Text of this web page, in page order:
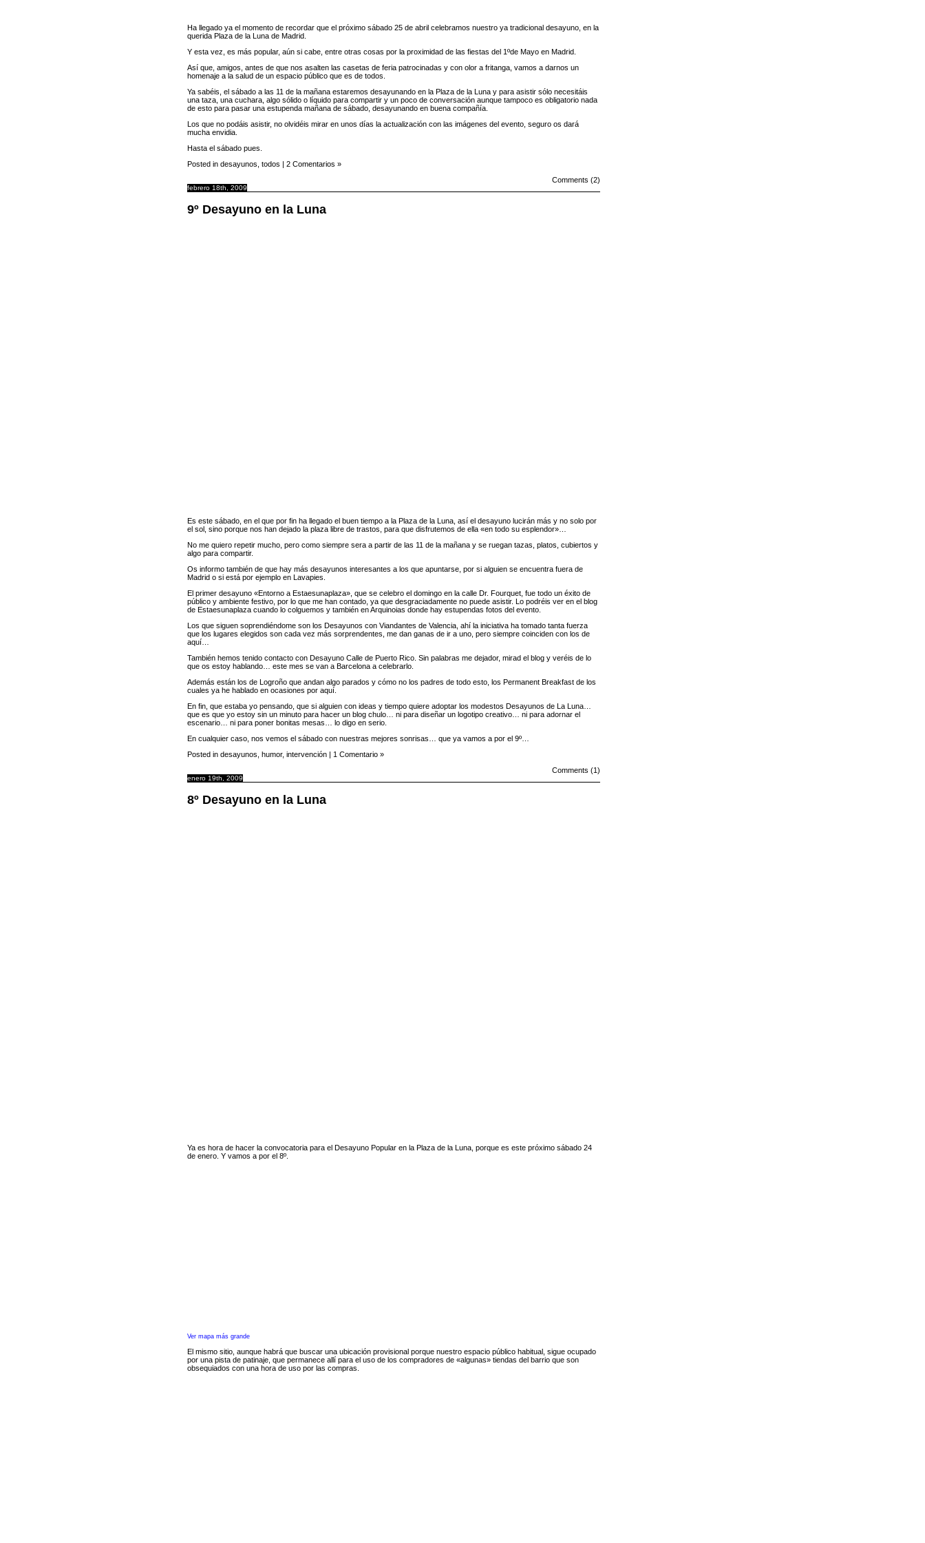
Ha llegado ya el momento de recordar que el próximo sábado 25 de abril celebramos nuestro ya tradicional desayuno, en la
querida Plaza de la Luna de Madrid.
Y esta vez, es más popular, aún si cabe, entre otras cosas por la proximidad de las fiestas del 1ºde Mayo en Madrid.
Así que, amigos, antes de que nos asalten las casetas de feria patrocinadas y con olor a fritanga, vamos a darnos un
homenaje a la salud de un espacio público que es de todos.
Ya sabéis, el sábado a las 11 de la mañana estaremos desayunando en la Plaza de la Luna y para asistir sólo necesitáis
una taza, una cuchara, algo sólido o líquido para compartir y un poco de conversación aunque tampoco es obligatorio nada
de esto para pasar una estupenda mañana de sábado, desayunando en buena compañía.
Los que no podáis asistir, no olvidéis mirar en unos días la actualización con las imágenes del evento, seguro os dará
mucha envidia.
Hasta el sábado pues.
Posted in desayunos todos | 2 Comentarios »
Comments (2)
febrero 18th, 2009
9º Desayuno en la Luna
Es este sábado, en el que por fin ha llegado el buen tiempo a la Plaza de la Luna, así el desayuno lucirán más y no solo por
el sol, sino porque nos han dejado la plaza libre de trastos, para que disfrutemos de ella «en todo su esplendor»…
No me quiero repetir mucho, pero como siempre sera a partir de las 11 de la mañana y se ruegan tazas, platos, cubiertos y
algo para compartir.
Os informo también de que hay más desayunos interesantes a los que apuntarse, por si alguien se encuentra fuera de
Madrid o si está por ejemplo en Lavapies.
El primer desayuno «Entorno a Estaesunaplaza» , que se celebro el domingo en la calle Dr. Fourquet, fue todo un éxito de
público y ambiente festivo, por lo que me han contado, ya que desgraciadamente no puede asistir. Lo podréis ver en el blog
de Estaesunaplaza cuando lo colguemos y también enArquinoias donde hay estupendas fotos del evento.
Los que siguen soprendiéndome son los Desayunos con Viandantes de Valencia, ahí la iniciativa ha tomado tanta fuerza
que los lugares elegidos son cada vez más sorprendentes, me dan ganas de ir a uno, pero siempre coinciden con los de
aquí…
También hemos tenido contacto con Desayuno Calle de Puerto Rico. Sin palabras me dejador, mirad el blog y veréis de lo
que os estoy hablando… este mes se van a Barcelona a celebrarlo.
Además están los de Logroño que andan algo parados y cómo no los padres de todo esto, los Permanent Breakfast de los
cuales ya he hablado en ocasiones por aquí.
En fin, que estaba yo pensando, que si alguien con ideas y tiempo quiere adoptar los modestos Desayunos de La Luna…
que es que yo estoy sin un minuto para hacer un blog chulo… ni para diseñar un logotipo creativo… ni para adornar el
escenario… ni para poner bonitas mesas… lo digo en serio.
En cualquier caso, nos vemos el sábado con nuestras mejores sonrisas… que ya vamos a por el 9º…
Posted in desayunos humor, intervención | 1 Comentario »
Comments (1)
enero 19th, 2009
8º Desayuno en la Luna
Ya es hora de hacer la convocatoria para el Desayuno Popular en la Plaza de la Luna, porque es este próximo sábado 24
de enero. Y vamos a por el 8º.
Ver mapa más grande
El mismo sitio, aunque habrá que buscar una ubicación provisional porque nuestro espacio público habitual, sigue ocupado
por una pista de patinaje, que permanece allí para el uso de los compradores de «algunas» tiendas del barrio que son
obsequiados con una hora de uso por las compras.